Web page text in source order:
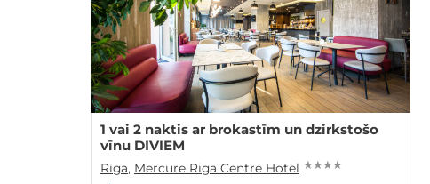
1 vai 2 naktis ar brokastīm un dzirkstošo
vīnu DIVIEM
Rīga, Mercure Riga Centre Hotel ★ ★ ★ ★